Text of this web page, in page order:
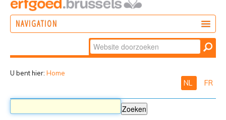
NAVIGATION
Zoek
Geavanceerd
U bent hier: Home
NL FR